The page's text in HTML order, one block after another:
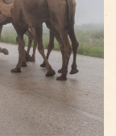
e la nebbia